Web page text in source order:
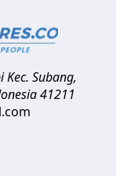
Kec. Subang,
41211